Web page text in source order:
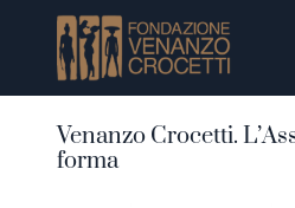
Venanzo Crocetti.
forma